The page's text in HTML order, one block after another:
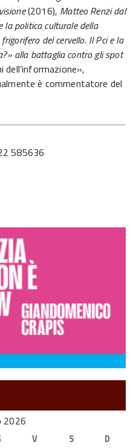
(2016), Matteo Renzi dal
la politica culturale della
del cervello. Il Pci e la
alla battaglia contro gli spot
è commentatore del
585636
2026
V S D